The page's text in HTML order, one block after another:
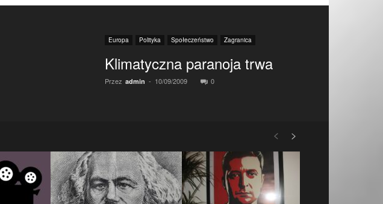
Europa Polityka Społeczeństwo Zagranica
Klimatyczna paranoja trwa
Przez admin - 10/09/2009 0